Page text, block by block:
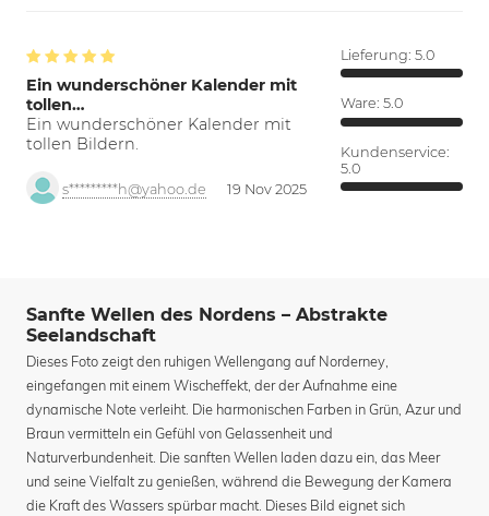
Ein wunderschöner Kalender mit
tollen…
Ein wunderschöner Kalender mit
tollen Bildern.
s*********h@yahoo.de 19 Nov 2025
Lieferung: 5.0
Ware: 5.0
Kundenservice:
5.0
Sanfte Wellen des Nordens – Abstrakte
Seelandschaft
Dieses Foto zeigt den ruhigen Wellengang auf Norderney,
eingefangen mit einem Wischeffekt, der der Aufnahme eine
dynamische Note verleiht. Die harmonischen Farben in Grün, Azur und
Braun vermitteln ein Gefühl von Gelassenheit und
Naturverbundenheit. Die sanften Wellen laden dazu ein, das Meer
und seine Vielfalt zu genießen, während die Bewegung der Kamera
die Kraft des Wassers spürbar macht. Dieses Bild eignet sich